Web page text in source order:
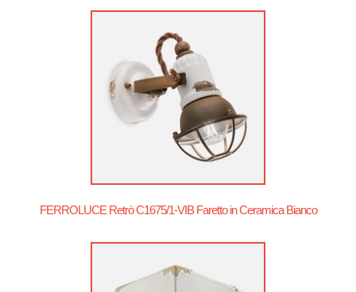
FERROLUCE Retrò C1675/1-VIB Faretto in Ceramica Bianco